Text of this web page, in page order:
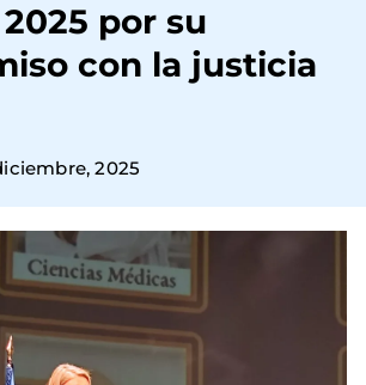
por su
con la justicia
2025